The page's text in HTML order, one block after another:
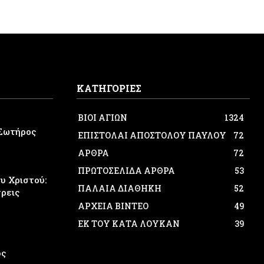
Χριστού:
ΚΑΤΗΓΟΡΙΕΣ
ΒΙΟΙ ΑΓΙΩΝ
1324
ΕΠΙΣΤΟΛΑΙ ΑΠΟΣΤΟΛΟΥ ΠΑΥΛΟΥ
72
ΑΡΘΡΑ
72
ΠΡΩΤΟΣΕΛΙΔΑ ΑΡΘΡΑ
53
ΠΑΛΑΙΑ ΔΙΑΘΗΚΗ
52
ΑΡΧΕΙΑ ΒΙΝΤΕΟ
49
ΕΚ ΤΟΥ ΚΑΤΑ ΛΟΥΚΑΝ
39